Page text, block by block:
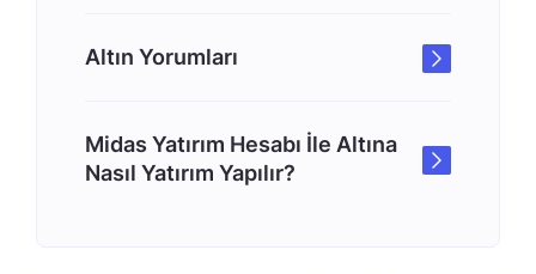
Altın Yorumları
Midas Yatırım Hesabı İle Altına
Nasıl Yatırım Yapılır?